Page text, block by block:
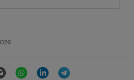
Email WhatsAppLinkedIn